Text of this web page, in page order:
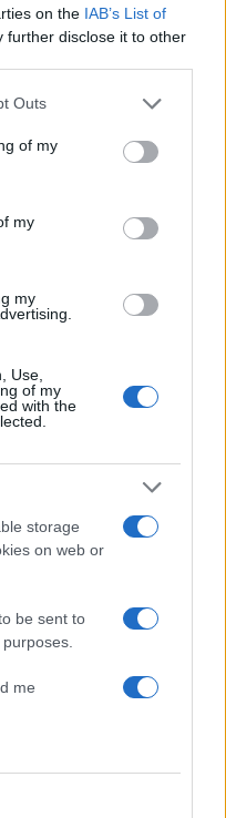
on the IAB’s List of
further disclose it to other
one or more Google
You may click to
its third-party tags to
in below Google
Outs
of my
my
my
Use,
of my
with the
storage
on web or
be sent to
me
εδώ
50 /50
2000 /2000
reCAPTCHA, ισχύουν
Google.
ΠΡΟΠΑΝΙΟ
«δείχνει» η πρώτη
ιατροδικαστική
για τον θάνατο του
90χρονου, που